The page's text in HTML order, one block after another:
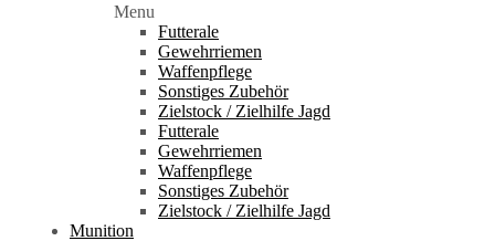
Menu
Futterale
Gewehrriemen
Waffenpflege
Sonstiges Zubehör
Zielstock / Zielhilfe Jagd
Futterale
Gewehrriemen
Waffenpflege
Sonstiges Zubehör
Zielstock / Zielhilfe Jagd
Munition